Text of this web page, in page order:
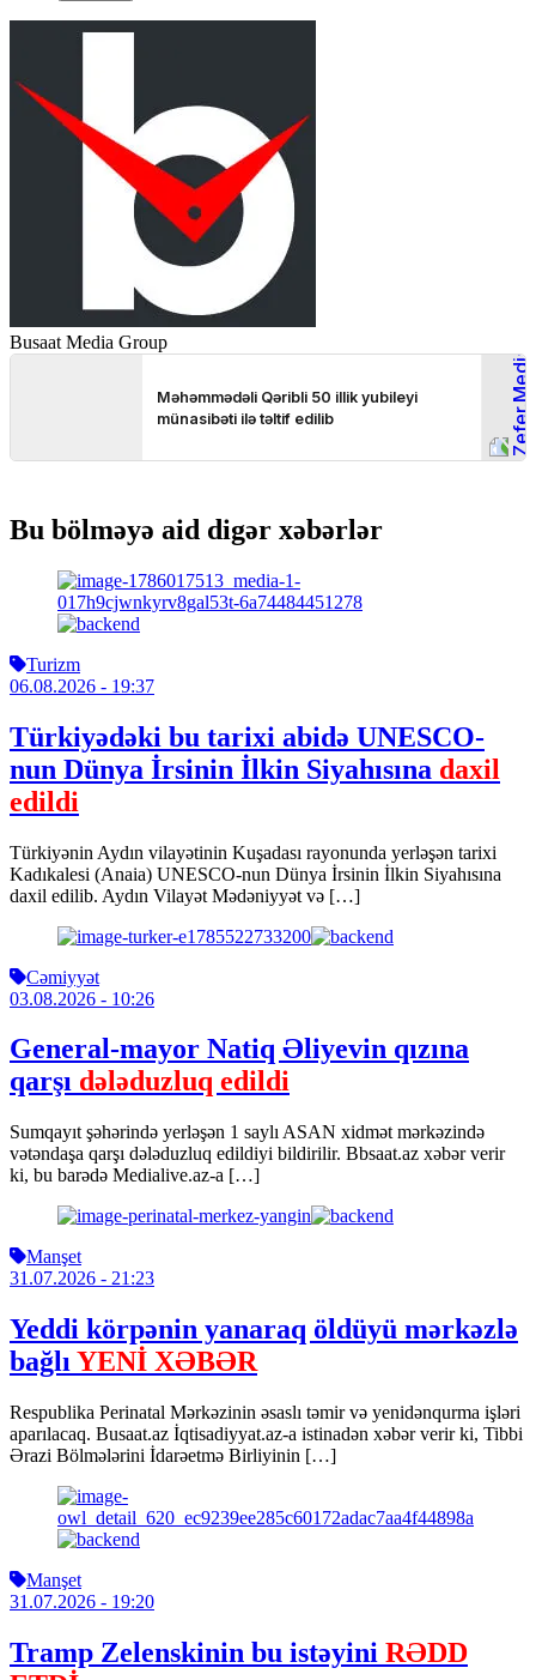
Busaat Media Group
Bu bölməyə aid digər xəbərlər
Turizm
06.08.2026 - 19:37
Türkiyədəki bu tarixi abidə UNESCO-
nun Dünya İrsinin İlkin Siyahısına daxil
edildi
Türkiyənin Aydın vilayətinin Kuşadası rayonunda yerləşən tarixi
Kadıkalesi (Anaia) UNESCO-nun Dünya İrsinin İlkin Siyahısına
daxil edilib. Aydın Vilayət Mədəniyyət və […]
Cəmiyyət
03.08.2026 - 10:26
General-mayor Natiq Əliyevin qızına
qarşı dələduzluq edildi
Sumqayıt şəhərində yerləşən 1 saylı ASAN xidmət mərkəzində
vətəndaşa qarşı dələduzluq edildiyi bildirilir. Bbsaat.az xəbər verir
ki, bu barədə Medialive.az-a […]
Manşet
31.07.2026 - 21:23
Yeddi körpənin yanaraq öldüyü mərkəzlə
bağlıYENİ XƏBƏR
Respublika Perinatal Mərkəzinin əsaslı təmir və yenidənqurma işləri
aparılacaq. Busaat.az İqtisadiyyat.az-a istinadən xəbər verir ki, Tibbi
Ərazi Bölmələrini İdarəetmə Birliyinin […]
Manşet
31.07.2026 - 19:20
Tramp Zelenskinin bu istəyini RƏDD